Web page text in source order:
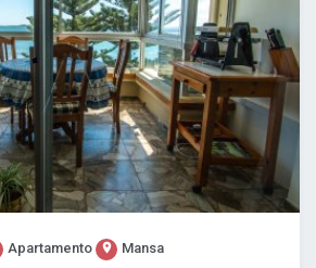
Apartamento Mansa